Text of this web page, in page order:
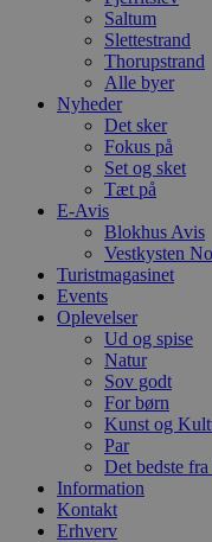
Saltum
Slettestrand
Thorupstrand
Alle byer
Nyheder
Det sker
Fokus på
Set og sket
Tæt på
E-Avis
Blokhus Avis
Vestkysten
Turistmagasinet
Events
Oplevelser
Ud og spise
Natur
Sov godt
For børn
Kunst og
Par
Det bedste
Information
Kontakt
Erhverv